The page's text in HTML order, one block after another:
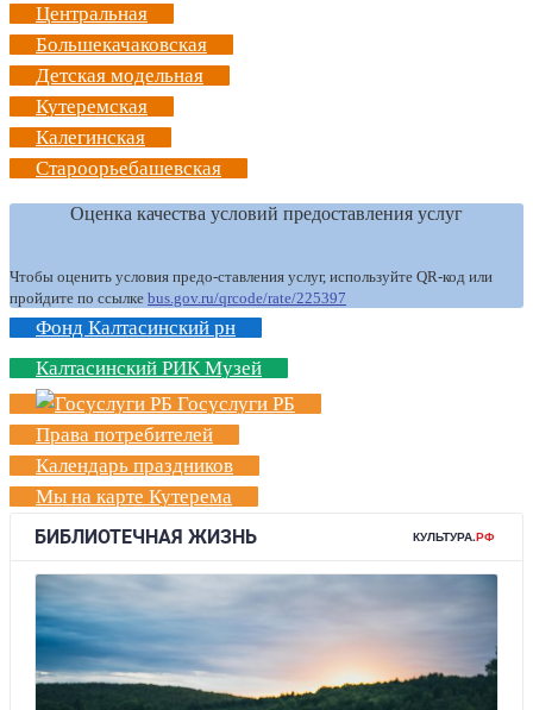
Центральная
Большекачаковская
Детская модельная
Кутеремская
Калегинская
Староорьебашевская
Оценка качества условий предоставления услуг
Чтобы оценить условия предо-ставления услуг, используйте QR-код или
пройдите по ссылке bus.gov.ru/qrcode/rate/225397
Фонд Калтасинский рн
Калтасинский РИК Музей
Госуслуги РБ
Права потребителей
Календарь праздников
Мы на карте Кутерема